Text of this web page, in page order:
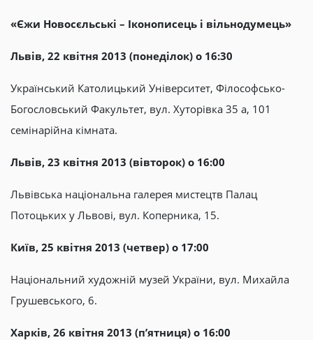
«Єжи Новосєльські – Іконописець і вільнодумець»
Львів, 22 квітня 2013 (понеділок) о 16:30
Український Католицький Університет, Філософсько-
Богословський Факультет, вул. Хуторівка 35 a, 101
семінарійна кімната.
Львів, 23 квітня 2013 (вівторок) о 16:00
Львівська національна галерея мистецтв Палац
Потоцьких у Львові, вул. Коперника, 15.
Київ, 25 квітня 2013 (четвер) о 17:00
Національний художній музей України, вул. Михайла
Грушевського, 6.
Харків, 26 квітня 2013 (п’ятниця) о 16:00